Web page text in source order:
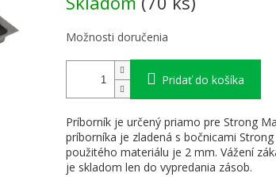
Možnosti doručenia
Pridať do košíka
Príborník je určený priamo pre Strong
príborníka je zladená s bočnicami
použitého materiálu je 2 mm. Vážení
je skladom len do vypredania zásob.